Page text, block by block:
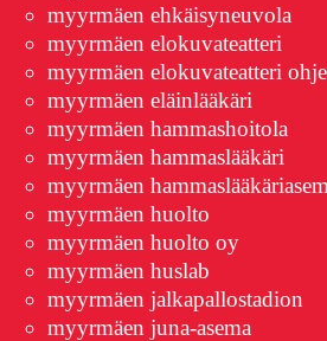
myyrmäen ehkäisyneuvola
myyrmäen elokuvateatteri
myyrmäen elokuvateatteri
myyrmäen eläinlääkäri
myyrmäen hammashoitola
myyrmäen hammaslääkäri
myyrmäen
myyrmäen huolto
myyrmäen huolto oy
myyrmäen huslab
myyrmäen jalkapallostadion
myyrmäen juna-asema